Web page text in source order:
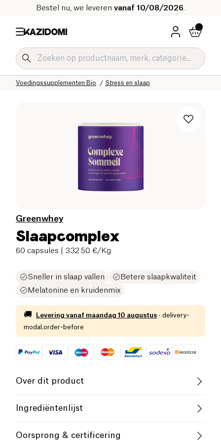
Bestel nu, we leveren vanaf 10/08/2026
Stress en slaap
Voedingssupplementen Bio
Welzijn & Gezondheid
Onze biologische catalogus
Home
Greenwhey
Slaapcomplex
60 capsules | 332.50 €/Kg
Sneller in slaap vallen
Betere slaapkwaliteit
Melatonine en kruidenmix
🚚 Levering vanaf maandag 10 augustus · delivery-
modal.order-before
Over dit product
Glutenvrij (ingrediënten)
Ingrediëntenlijst
extract, melatonine, plantaardige capsule (pullulan),
Oorsprong & certificering